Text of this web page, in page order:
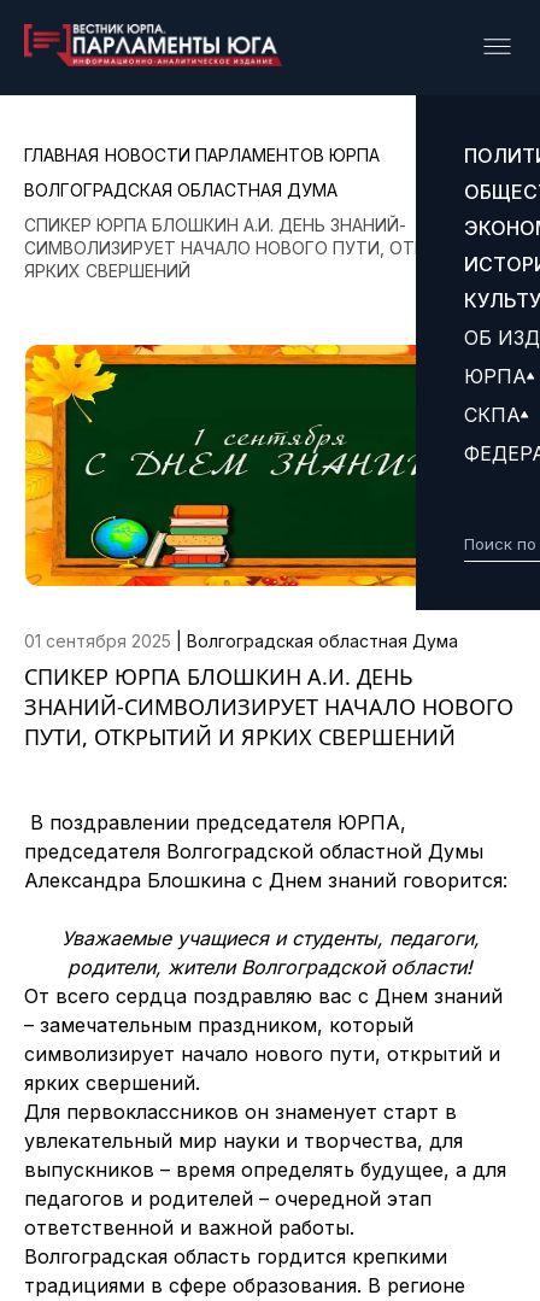
ОБ
ЮРПА
СКПА
ГЛАВНАЯ НОВОСТИ ПАРЛАМЕНТОВ ЮРПА
ВОЛГОГРАДСКАЯ ОБЛАСТНАЯ ДУМА
СПИКЕР ЮРПА БЛОШКИН А.И. ДЕНЬ ЗНАНИЙ-
СИМВОЛИЗИРУЕТ НАЧАЛО НОВОГО ПУТИ, ОТКРЫТИЙ И
ЯРКИХ СВЕРШЕНИЙ
01 сентября 2025 Волгоградская областная Дума
СПИКЕР ЮРПА БЛОШКИН А.И. ДЕНЬ
ЗНАНИЙ-СИМВОЛИЗИРУЕТ НАЧАЛО НОВОГО
ПУТИ, ОТКРЫТИЙ И ЯРКИХ СВЕРШЕНИЙ
В поздравлении председателя ЮРПА,
председателя Волгоградской областной Думы
Александра Блошкина с Днем знаний говорится:
Уважаемые учащиеся и студенты, педагоги,
родители, жители Волгоградской области!
От всего сердца поздравляю вас с Днем знаний
– замечательным праздником, который
символизирует начало нового пути, открытий и
ярких свершений.
Для первоклассников он знаменует старт в
увлекательный мир науки и творчества, для
выпускников – время определять будущее, а для
педагогов и родителей – очередной этап
ответственной и важной работы.
Волгоградская область гордится крепкими
традициями в сфере образования. В регионе